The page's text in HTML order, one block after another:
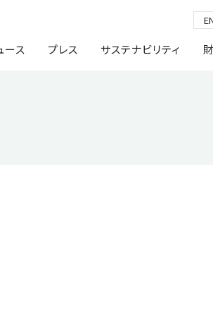
ース プレス サステナビリティ